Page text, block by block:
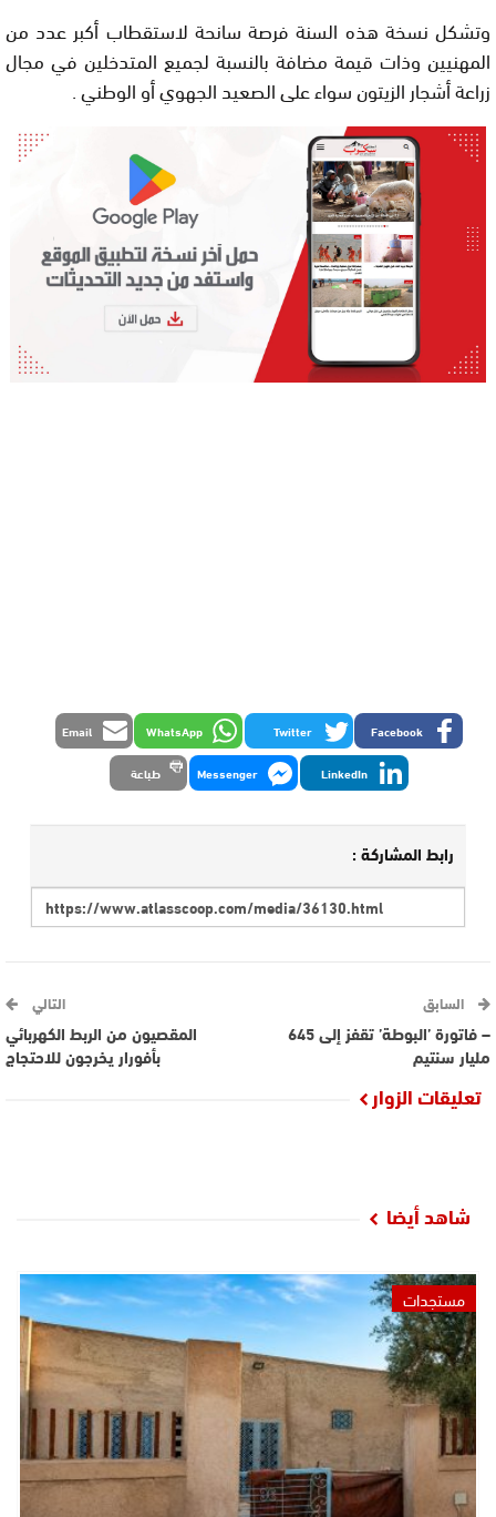
وتشكل نسخة هذه السنة فرصة سانحة لاستقطاب أكبر عدد من
المهنيين وذات قيمة مضافة بالنسبة لجميع المتدخلين في مجال
زراعة أشجار الزيتون سواء على الصعيد الجهوي أو الوطني .
Facebook
Twitter
WhatsApp
Email
LinkedIn
Messenger طباعة
رابط المشاركة :
السابق
– فاتورة ’البوطة’ تقفز إلى 645
مليار سنتيم
التالي
المقصيون من الربط الكهربائي
بأفورار يخرجون للاحتجاج
تعليقات الزوار
شاهد أيضا
مستجدات